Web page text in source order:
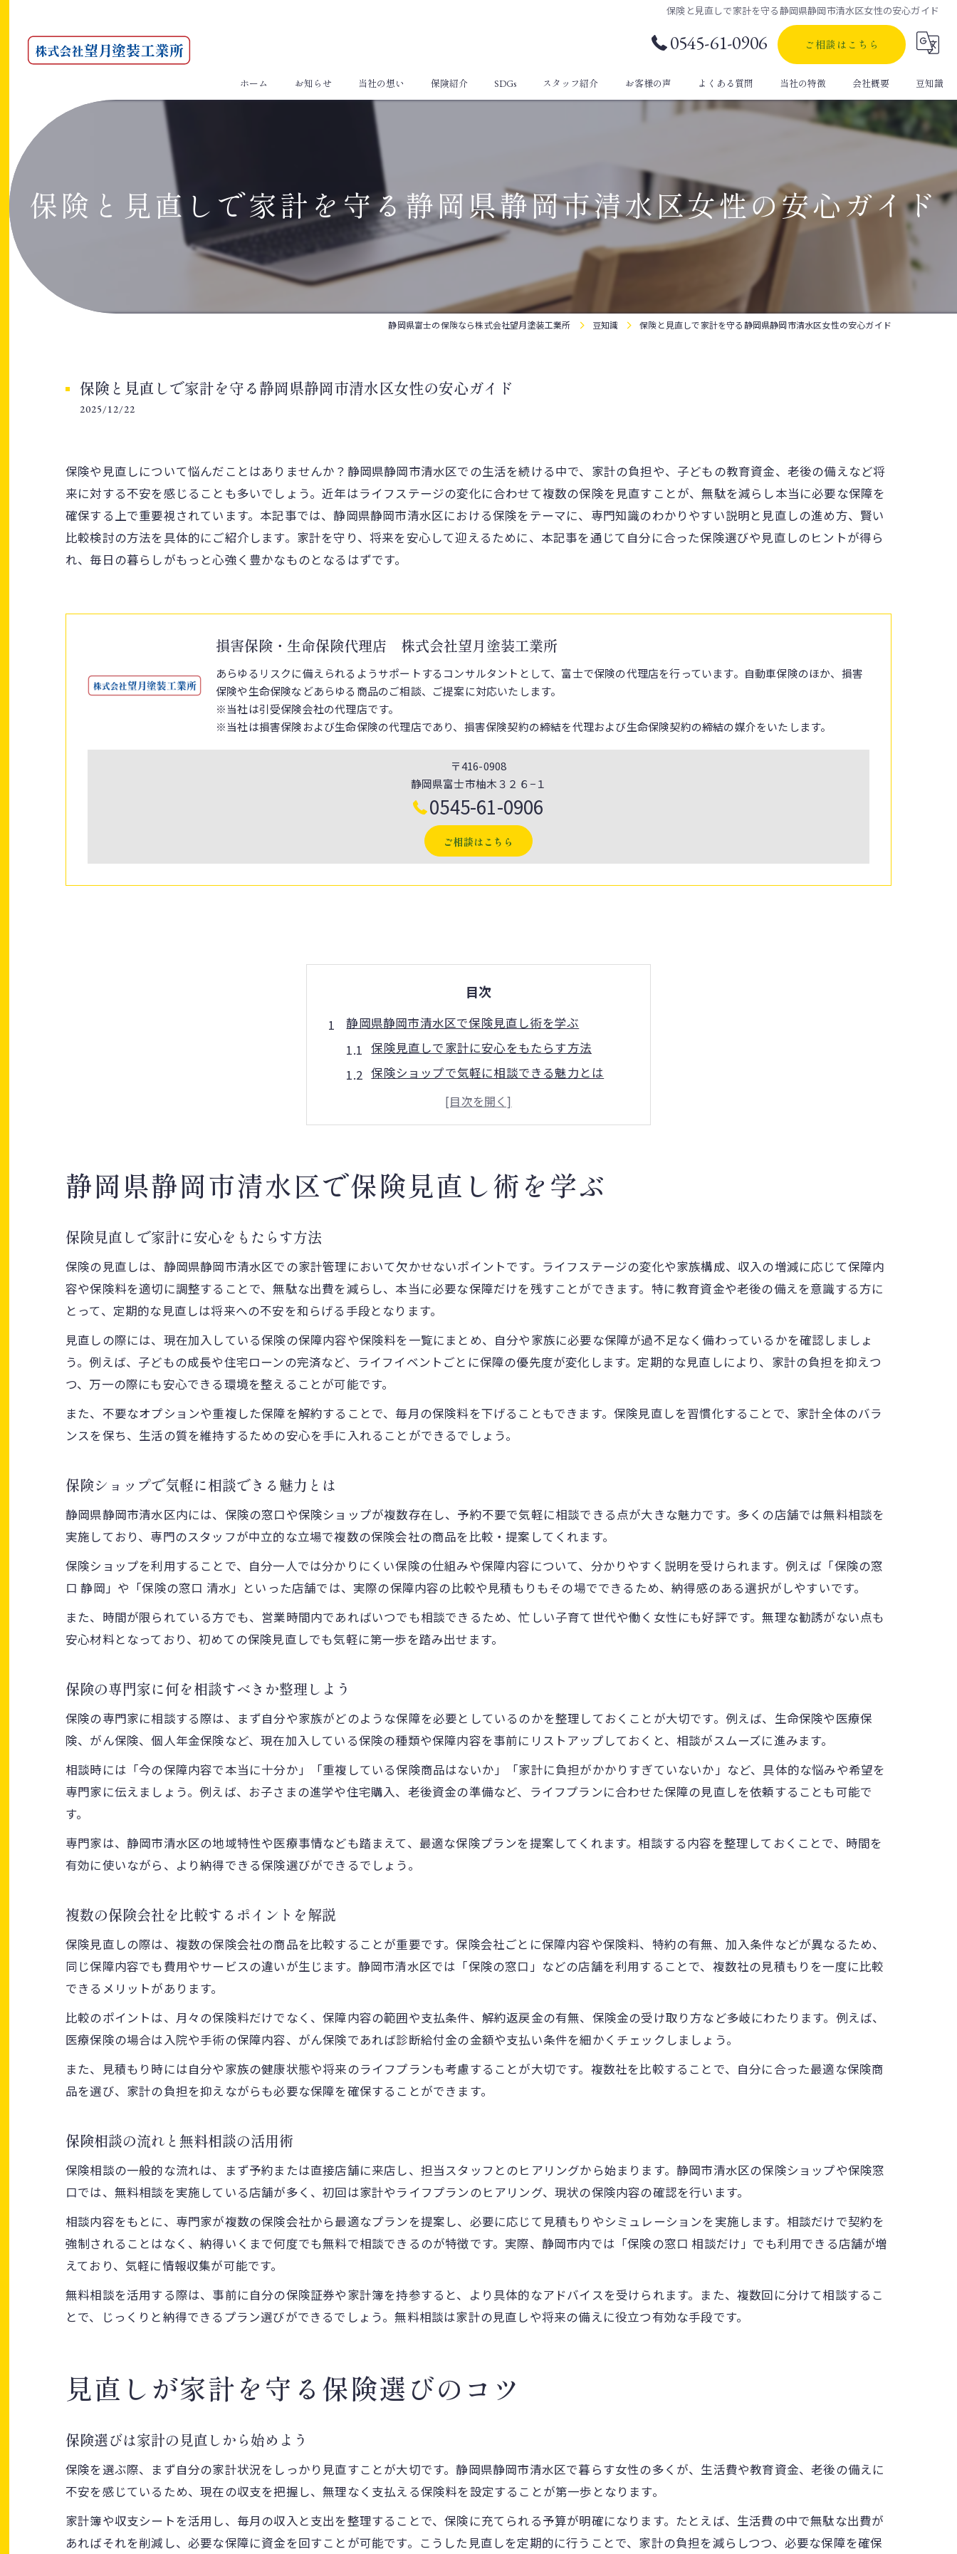
保険と見直しで家計を守る静岡県静岡市清水区女性の安心ガイド
0545-61-0906 ご相談はこちら
ホーム お知らせ 当社の想い 保険紹介 SDGs スタッフ紹介 お客様の声 よくある質問 当社の特徴
自動車保険
定期保険
医療保険
会社概要 豆知識
保険と見直しで家計を守る静岡県静岡市清水区女性の安心ガイド
静岡県富士の保険なら株式会社望月塗装工業所 豆知識 保険と見直しで家計を守る静岡県静岡市清水区女性の安心ガイド
保険と見直しで家計を守る静岡県静岡市清水区女性の安心ガイド
2025/12/22
保険や見直しについて悩んだことはありませんか？静岡県静岡市清水区での生活を続ける中で、家計の負担や、子どもの教育資金、老後の備えなど将
来に対する不安を感じることも多いでしょう。近年はライフステージの変化に合わせて複数の保険を見直すことが、無駄を減らし本当に必要な保障を
確保する上で重要視されています。本記事では、静岡県静岡市清水区における保険をテーマに、専門知識のわかりやすい説明と見直しの進め方、賢い
比較検討の方法を具体的にご紹介します。家計を守り、将来を安心して迎えるために、本記事を通じて自分に合った保険選びや見直しのヒントが得ら
れ、毎日の暮らしがもっと心強く豊かなものとなるはずです。
損害保険・生命保険代理店 株式会社望月塗装工業所
あらゆるリスクに備えられるようサポートするコンサルタントとして、富士で保険の代理店を行っています。自動車保険のほか、損害
保険や生命保険などあらゆる商品のご相談、ご提案に対応いたします。
※当社は引受保険会社の代理店です。
※当社は損害保険および生命保険の代理店であり、損害保険契約の締結を代理および生命保険契約の締結の媒介をいたします。
〒416-0908
静岡県富士市柚木３２６−１
0545-61-0906
ご相談はこちら
目次
静岡県静岡市清水区で保険見直し術を学ぶ
保険見直しで家計に安心をもたらす方法
保険ショップで気軽に相談できる魅力とは
保険の専門家に何を相談すべきか整理しよう
複数の保険会社を比較するポイントを解説
見直しが家計を守る保険選びのコツ
保険選びは家計の見直しから始めよう
保険料負担を軽減する見直しの実例紹介
保険比較サイトを活用した選び方の注意点
ライフステージ変化に合わせた保険見直し案
結婚や出産に合わせた保険見直しの重要性
子どもの成長と教育費対策に適した保険
ライフプランに沿った保険商品選びのコツ
医療保険や学資保険の見直しポイント
保険見直しの相談は予約が便利な理由
強引な勧誘を避ける相談先の選び方
口コミや評判を参考にする保険相談活用術
相談だけ利用できる保険ショップの利点
女性のための保険見直し徹底ガイド
女性のライフイベントに合わせた保険選び
女性のための専門家相談の活用方法
家族の変化に伴う保険見直しのポイント
保険の選択肢を広げる比較の方法
保険商品を比較する際の重要な視点
見直し時に注目したい保険の特徴とは
比較サイトと窓口相談の違いを理解しよう
静岡県静岡市清水区で保険見直し術を学ぶ
保険見直しで家計に安心をもたらす方法
保険の見直しは、静岡県静岡市清水区での家計管理において欠かせないポイントです。ライフステージの変化や家族構成、収入の増減に応じて保障内
容や保険料を適切に調整することで、無駄な出費を減らし、本当に必要な保障だけを残すことができます。特に教育資金や老後の備えを意識する方に
とって、定期的な見直しは将来への不安を和らげる手段となります。
見直しの際には、現在加入している保険の保障内容や保険料を一覧にまとめ、自分や家族に必要な保障が過不足なく備わっているかを確認しましょ
う。例えば、子どもの成長や住宅ローンの完済など、ライフイベントごとに保障の優先度が変化します。定期的な見直しにより、家計の負担を抑えつ
つ、万一の際にも安心できる環境を整えることが可能です。
また、不要なオプションや重複した保障を解約することで、毎月の保険料を下げることもできます。保険見直しを習慣化することで、家計全体のバラ
ンスを保ち、生活の質を維持するための安心を手に入れることができるでしょう。
保険ショップで気軽に相談できる魅力とは
静岡県静岡市清水区内には、保険の窓口や保険ショップが複数存在し、予約不要で気軽に相談できる点が大きな魅力です。多くの店舗では無料相談を
実施しており、専門のスタッフが中立的な立場で複数の保険会社の商品を比較・提案してくれます。
保険ショップを利用することで、自分一人では分かりにくい保険の仕組みや保障内容について、分かりやすく説明を受けられます。例えば「保険の窓
口 静岡」や「保険の窓口 清水」といった店舗では、実際の保障内容の比較や見積もりもその場でできるため、納得感のある選択がしやすいです。
また、時間が限られている方でも、営業時間内であればいつでも相談できるため、忙しい子育て世代や働く女性にも好評です。無理な勧誘がない点も
安心材料となっており、初めての保険見直しでも気軽に第一歩を踏み出せます。
保険の専門家に何を相談すべきか整理しよう
保険の専門家に相談する際は、まず自分や家族がどのような保障を必要としているのかを整理しておくことが大切です。例えば、生命保険や医療保
険、がん保険、個人年金保険など、現在加入している保険の種類や保障内容を事前にリストアップしておくと、相談がスムーズに進みます。
相談時には「今の保障内容で本当に十分か」「重複している保険商品はないか」「家計に負担がかかりすぎていないか」など、具体的な悩みや希望を
専門家に伝えましょう。例えば、お子さまの進学や住宅購入、老後資金の準備など、ライフプランに合わせた保障の見直しを依頼することも可能で
す。
専門家は、静岡市清水区の地域特性や医療事情なども踏まえて、最適な保険プランを提案してくれます。相談する内容を整理しておくことで、時間を
有効に使いながら、より納得できる保険選びができるでしょう。
複数の保険会社を比較するポイントを解説
保険見直しの際は、複数の保険会社の商品を比較することが重要です。保険会社ごとに保障内容や保険料、特約の有無、加入条件などが異なるため、
同じ保障内容でも費用やサービスの違いが生じます。静岡市清水区では「保険の窓口」などの店舗を利用することで、複数社の見積もりを一度に比較
できるメリットがあります。
比較のポイントは、月々の保険料だけでなく、保障内容の範囲や支払条件、解約返戻金の有無、保険金の受け取り方など多岐にわたります。例えば、
医療保険の場合は入院や手術の保障内容、がん保険であれば診断給付金の金額や支払い条件を細かくチェックしましょう。
また、見積もり時には自分や家族の健康状態や将来のライフプランも考慮することが大切です。複数社を比較することで、自分に合った最適な保険商
品を選び、家計の負担を抑えながらも必要な保障を確保することができます。
保険相談の流れと無料相談の活用術
保険相談の一般的な流れは、まず予約または直接店舗に来店し、担当スタッフとのヒアリングから始まります。静岡市清水区の保険ショップや保険窓
口では、無料相談を実施している店舗が多く、初回は家計やライフプランのヒアリング、現状の保険内容の確認を行います。
相談内容をもとに、専門家が複数の保険会社から最適なプランを提案し、必要に応じて見積もりやシミュレーションを実施します。相談だけで契約を
強制されることはなく、納得いくまで何度でも無料で相談できるのが特徴です。実際、静岡市内では「保険の窓口 相談だけ」でも利用できる店舗が増
えており、気軽に情報収集が可能です。
無料相談を活用する際は、事前に自分の保険証券や家計簿を持参すると、より具体的なアドバイスを受けられます。また、複数回に分けて相談するこ
とで、じっくりと納得できるプラン選びができるでしょう。無料相談は家計の見直しや将来の備えに役立つ有効な手段です。
見直しが家計を守る保険選びのコツ
保険選びは家計の見直しから始めよう
保険を選ぶ際、まず自分の家計状況をしっかり見直すことが大切です。静岡県静岡市清水区で暮らす女性の多くが、生活費や教育資金、老後の備えに
不安を感じているため、現在の収支を把握し、無理なく支払える保険料を設定することが第一歩となります。
家計簿や収支シートを活用し、毎月の収入と支出を整理することで、保険に充てられる予算が明確になります。たとえば、生活費の中で無駄な出費が
あればそれを削減し、必要な保障に資金を回すことが可能です。こうした見直しを定期的に行うことで、家計の負担を減らしつつ、必要な保障を確保